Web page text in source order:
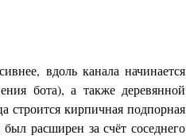
вдоль канала начинается
бота), а также деревянной
строится кирпичная подпорная
расширен за счёт соседнего